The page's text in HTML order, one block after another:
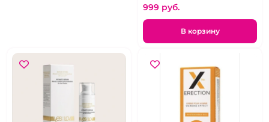
999 pуб.
В корзину